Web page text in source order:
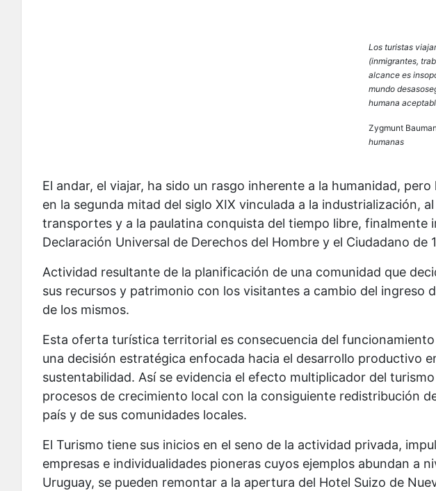
Los turistas
(inmigrantes,
alcance es
mundo
humana
Zygmunt
humanas
El andar, el viajar, ha sido un rasgo inherente a la humanidad,
en la segunda mitad del siglo XIX vinculada a la industrialización,
transportes y a la paulatina conquista del tiempo libre, finalmente
Declaración Universal de Derechos del Hombre y el Ciudadano de
Actividad resultante de la planificación de una comunidad que
sus recursos y patrimonio con los visitantes a cambio del ingreso
de los mismos.
Esta oferta turística territorial es consecuencia del
una decisión estratégica enfocada hacia el desarrollo productivo
sustentabilidad. Así se evidencia el efecto multiplicador del
procesos de crecimiento local con la consiguiente redistribución
país y de sus comunidades locales.
El Turismo tiene sus inicios en el seno de la actividad privada,
empresas e individualidades pioneras cuyos ejemplos abundan a
Uruguay, se pueden remontar a la apertura del Hotel Suizo de